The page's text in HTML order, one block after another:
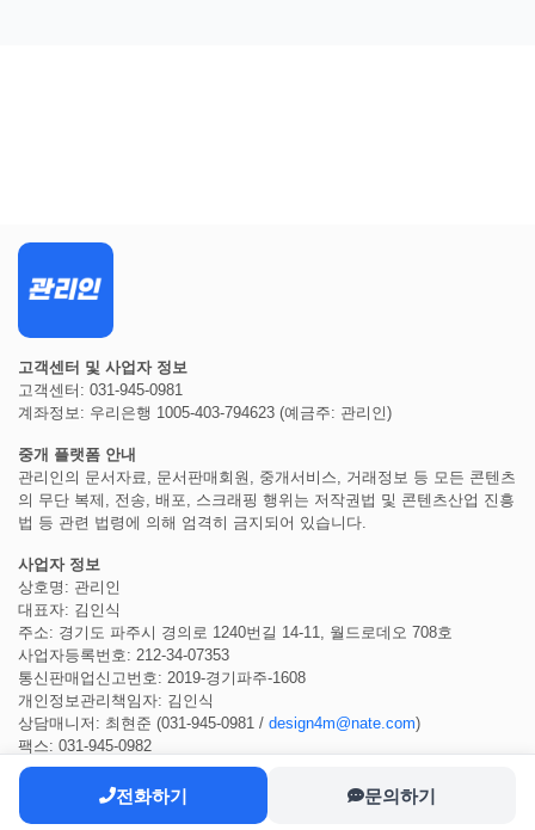
전화하기 문의하기
고객센터 및 사업자 정보
고객센터: 031-945-0981
계좌정보: 우리은행 1005-403-794623 (예금주: 관리인)
중개 플랫폼 안내
관리인의 문서자료, 문서판매회원, 중개서비스, 거래정보 등 모든 콘텐츠
의 무단 복제, 전송, 배포, 스크래핑 행위는 저작권법 및 콘텐츠산업 진흥
법 등 관련 법령에 의해 엄격히 금지되어 있습니다.
사업자 정보
상호명: 관리인
대표자: 김인식
주소: 경기도 파주시 경의로 1240번길 14-11, 월드로데오 708호
사업자등록번호: 212-34-07353
통신판매업신고번호: 2019-경기파주-1608
개인정보관리책임자: 김인식
상담매니저: 최현준 (031-945-0981 / design4m@nate.com)
팩스: 031-945-0982
COPYRIGHT ⓒ 2022관리인 ALL RIGHTS RESERVED.